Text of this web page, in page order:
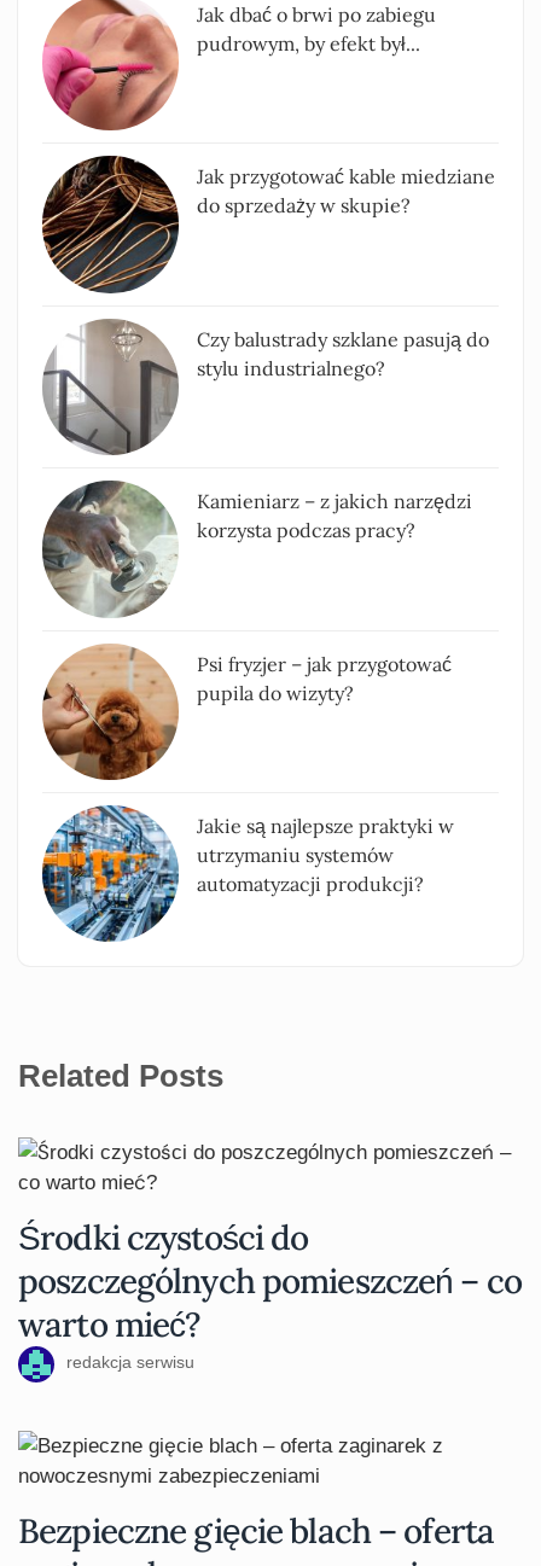
Jak dbać o brwi po zabiegu
pudrowym, by efekt był...
Jak przygotować kable miedziane
do sprzedaży w skupie?
Czy balustrady szklane pasują do
stylu industrialnego?
Kamieniarz – z jakich narzędzi
korzysta podczas pracy?
Psi fryzjer – jak przygotować
pupila do wizyty?
Jakie są najlepsze praktyki w
utrzymaniu systemów
automatyzacji produkcji?
Related Posts
Środki czystości do
poszczególnych pomieszczeń – co
warto mieć?
redakcja serwisu
Bezpieczne gięcie blach – oferta